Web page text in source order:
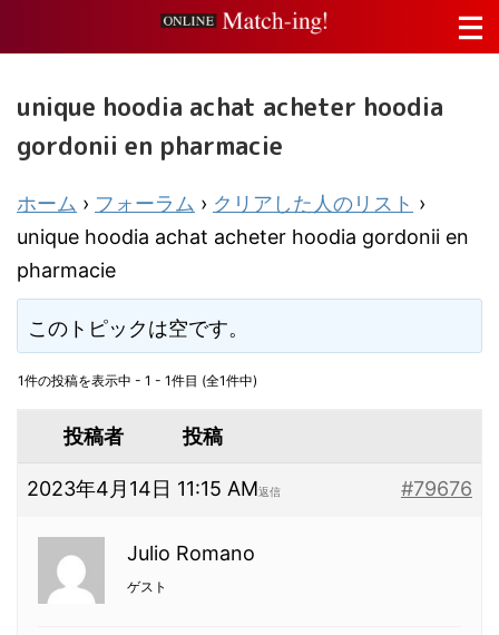
unique hoodia achat acheter hoodia
gordonii en pharmacie
ホーム › フォーラム › クリアした人のリスト ›
unique hoodia achat acheter hoodia gordonii en
pharmacie
このトピックは空です。
1件の投稿を表示中 - 1 - 1件目 (全1件中)
投稿者 投稿
2023年4月14日 11:15 AM #79676
返信
Julio Romano
ゲスト